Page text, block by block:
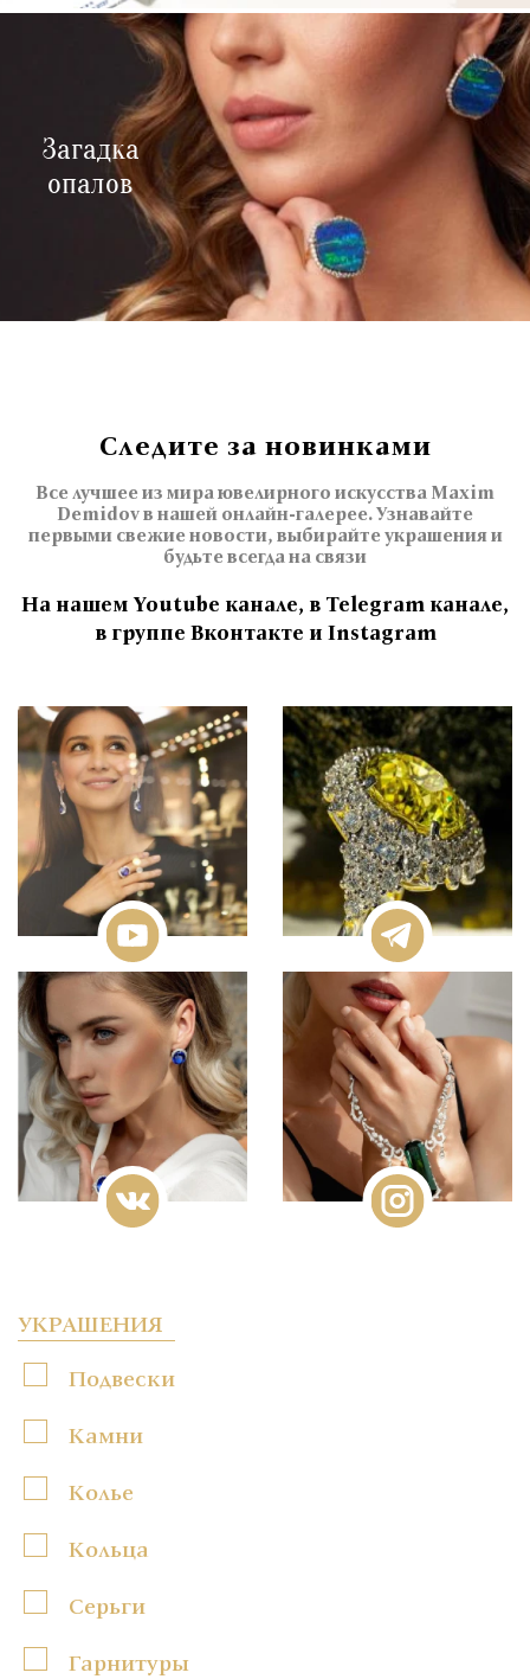
Загадка
опалов
Следите за новинками
Все лучшее из мира ювелирного искусства Maxim
Demidov в нашей онлайн-галерее. Узнавайте
первыми свежие новости, выбирайте украшения и
будьте всегда на связи
На нашем Youtube канале, в Telegram канале,
в группе Вконтакте и Instagram
УКРАШЕНИЯ
Подвески
Камни
Колье
Кольца
Серьги
Гарнитуры